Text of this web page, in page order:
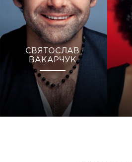
СВЯТОСЛАВ
ВАКАРЧУК